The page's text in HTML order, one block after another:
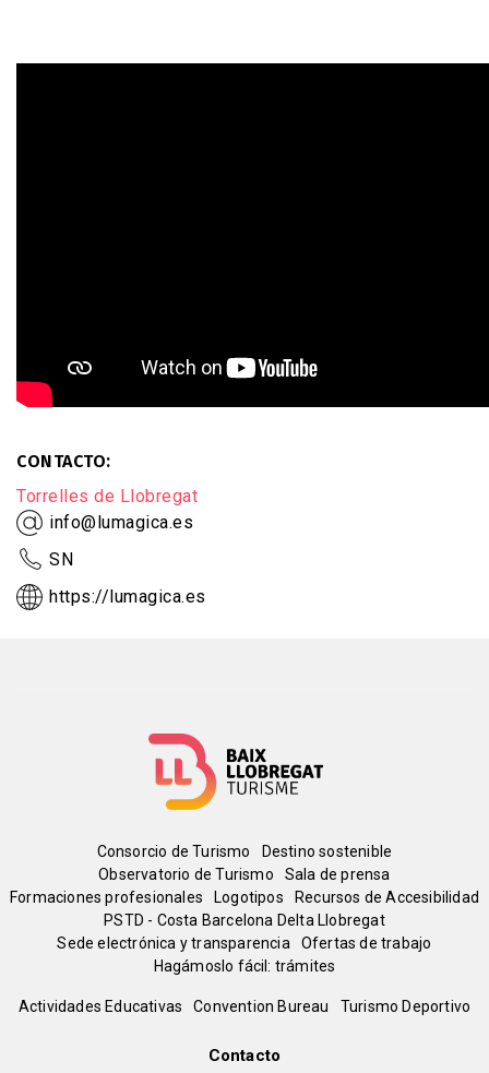
CONTACTO
Torrelles de Llobregat
info@lumagica.es
SN
https://lumagica.es
Menú
del
pie
Consorcio de Turismo
Destino sostenible
Observatorio de Turismo
Sala de prensa
Formaciones profesionales
Logotipos
Recursos de Accesibilidad
PSTD - Costa Barcelona Delta Llobregat
Sede electrónica y transparencia
Ofertas de trabajo
Hagámoslo fácil: trámites
Peu
Actividades Educativas Convention Bureau Turismo Deportivo
Contacto